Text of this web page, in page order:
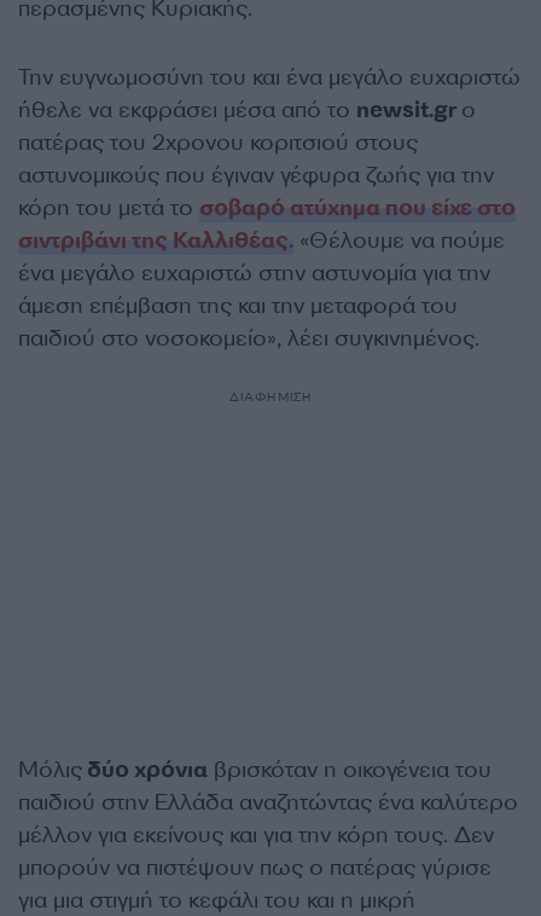
περασμένης Κυριακής.
Την ευγνωμοσύνη του και ένα μεγάλο ευχαριστώ
ήθελε να εκφράσει μέσα από το newsit.gr ο
πατέρας του 2χρονου κοριτσιού στους
αστυνομικούς που έγιναν γέφυρα ζωής για την
κόρη του μετά το σοβαρό ατύχημα που είχε στο
σιντριβάνι της Καλλιθέας. «Θέλουμε να πούμε
ένα μεγάλο ευχαριστώ στην αστυνομία για την
άμεση επέμβαση της και την μεταφορά του
παιδιού στο νοσοκομείο», λέει συγκινημένος.
ΔΙΑΦΗΜΙΣΗ
Μόλις δύο χρόνια βρισκόταν η οικογένεια του
παιδιού στην Ελλάδα αναζητώντας ένα καλύτερο
μέλλον για εκείνους και για την κόρη τους. Δεν
μπορούν να πιστέψουν πως ο πατέρας γύρισε
για μια στιγμή το κεφάλι του και η μικρή